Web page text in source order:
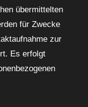
übermittelten
für Zwecke
zur
Es erfolgt